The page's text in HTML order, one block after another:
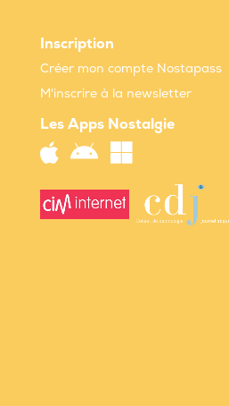
Inscription
Créer mon compte Nostapass
M'inscrire à la newsletter
Les Apps Nostalgie